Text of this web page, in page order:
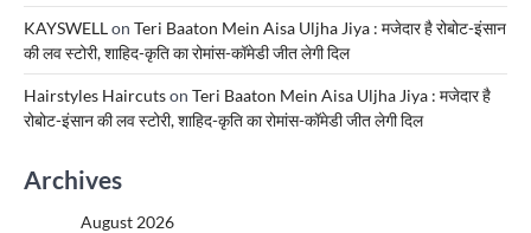
KAYSWELLon Teri Baaton Mein Aisa Uljha Jiya : मजेदार है रोबोट-इंसान
की लव स्टोरी, शाहिद-कृति का रोमांस-कॉमेडी जीत लेगी दिल
Hairstyles Haircutson Teri Baaton Mein Aisa Uljha Jiya : मजेदार है
रोबोट-इंसान की लव स्टोरी, शाहिद-कृति का रोमांस-कॉमेडी जीत लेगी दिल
Archives
August 2026